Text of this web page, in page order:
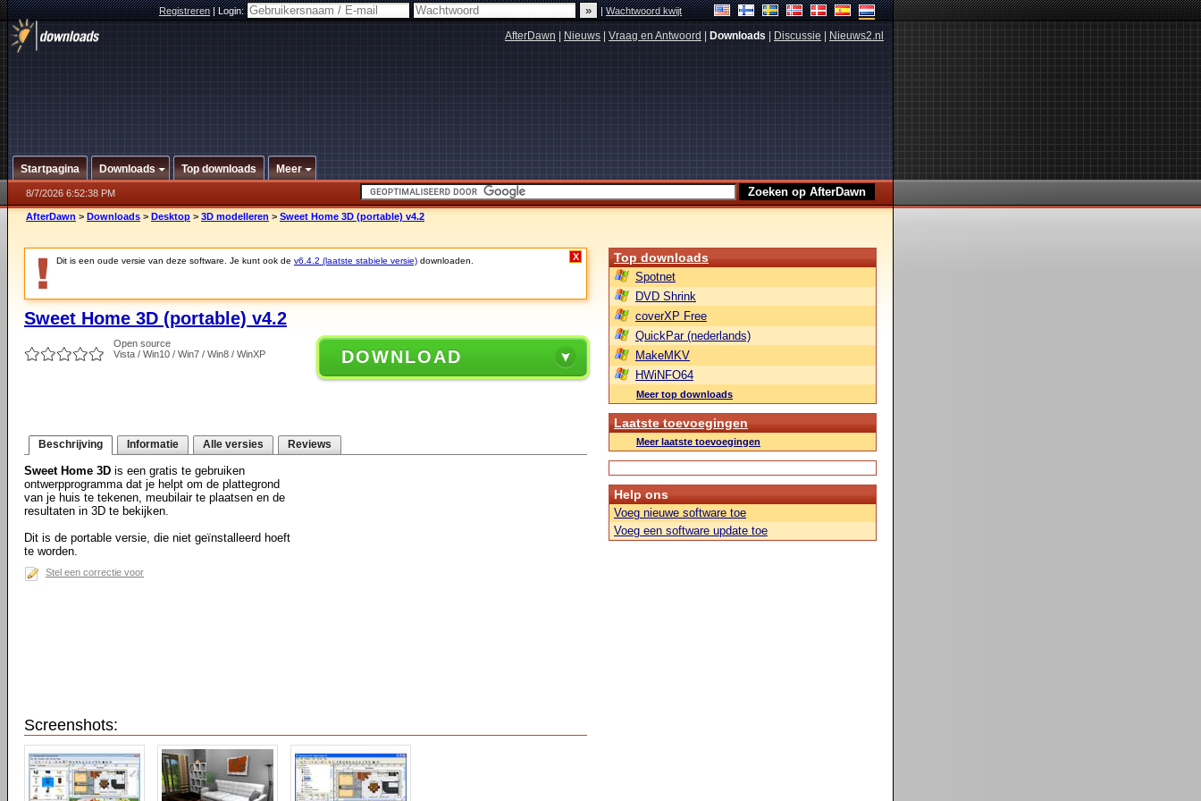
Registreren|Login: |Wachtwoord kwijt
AfterDawn Nieuws Vraag en Antwoord Downloads Discussie Nieuws2.nl
Startpagina Downloads Top downloads Meer
8/7/2026 6:52:38 PM
AfterDawn > Downloads > Desktop > 3D modelleren > Sweet Home 3D (portable) v4.2
Dit is een oude versie van deze software. Je kunt ook de v6.4.2 (laatste stabiele versie) downloaden. X
Sweet Home 3D (portable) v4.2
Open source
Vista / Win10 / Win7 / Win8 / WinXP
DOWNLOAD
Beschrijving Informatie Alle versies Reviews
Sweet Home 3D is een gratis te gebruiken
ontwerpprogramma dat je helpt om de plattegrond
van je huis te tekenen, meubilair te plaatsen en de
resultaten in 3D te bekijken.
Dit is de portable versie, die niet geïnstalleerd hoeft
te worden.
Stel een correctie voor
Screenshots:
Top downloads
Spotnet
DVD Shrink
coverXP Free
QuickPar (nederlands)
MakeMKV
HWiNFO64
Meer top downloads
Laatste toevoegingen
Meer laatste toevoegingen
Help ons
Voeg nieuwe software toe
Voeg een software update toe